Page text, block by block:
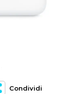
Condividi